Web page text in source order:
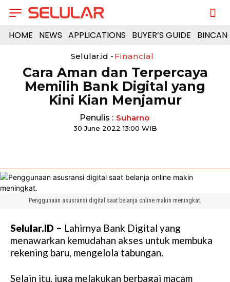
HOME NEWS APPLICATIONS BUYER’S GUIDE
Selular.id - Financial
Cara Aman dan Terpercaya
Memilih Bank Digital yang
Kini Kian Menjamur
Penulis : Suharno
30 June 2022 13:00 WIB
Penggunaan asusransi digital saat belanja online makin meningkat.
Selular.ID – Lahirnya Bank Digital yang
menawarkan kemudahan akses untuk membuka
rekening baru, mengelola tabungan.
Selain itu, juga melakukan berbagai macam